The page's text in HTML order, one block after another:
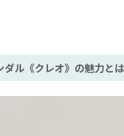
ル《クレオ》の魅力と